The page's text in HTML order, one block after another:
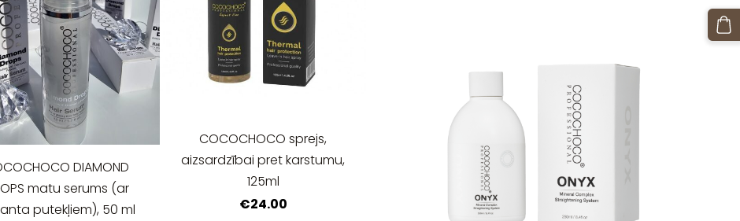
DIAMOND
matu serums (ar
putekļiem), 50 ml
COCOCHOCO sprejs,
aizsardzībai pret karstumu,
125ml
€24.00